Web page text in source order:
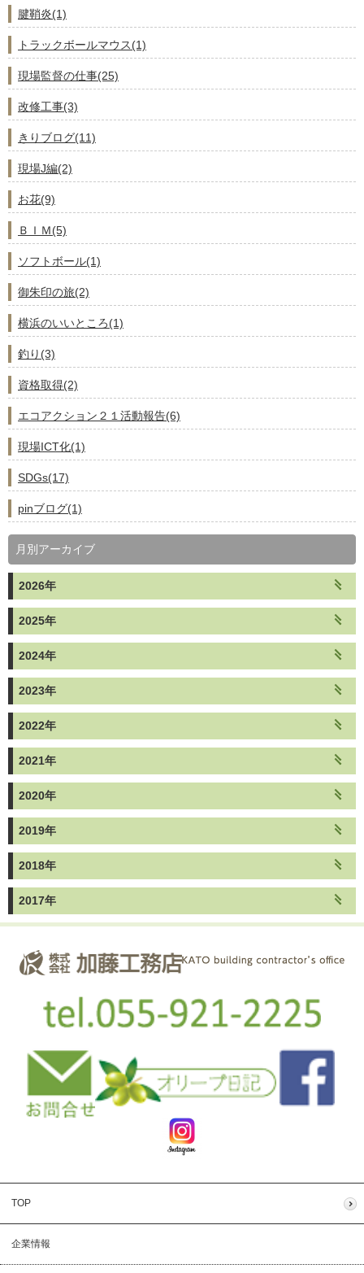
腱鞘炎(1)
トラックボールマウス(1)
現場監督の仕事(25)
改修工事(3)
きりブログ(11)
現場J編(2)
お花(9)
ＢＩＭ(5)
ソフトボール(1)
御朱印の旅(2)
横浜のいいところ(1)
釣り(3)
資格取得(2)
エコアクション２１活動報告(6)
現場ICT化(1)
SDGs(17)
pinブログ(1)
月別アーカイブ
2026年
2025年
2024年
2023年
2022年
2021年
2020年
2019年
2018年
2017年
TOP
企業情報